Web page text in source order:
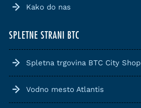
Kako do nas
SPLETNE STRANI BTC
Spletna trgovina BTC City Shop
Vodno mesto Atlantis